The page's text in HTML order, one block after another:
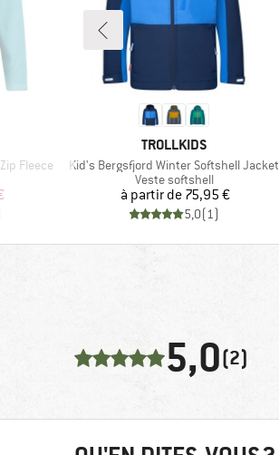
Fleece
MARQUE
TROLLKIDS
Article
Kid's Bergsfjord Winter Softshell Jacket
Product group
Veste softshell
Prix
à partir de 75,95 €
5,0(1)
5,0(2)